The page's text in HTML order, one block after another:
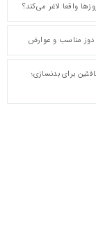
واقعا لاغر می‌کند؟
دوز مناسب و عوارض
برای بدنسازی؛